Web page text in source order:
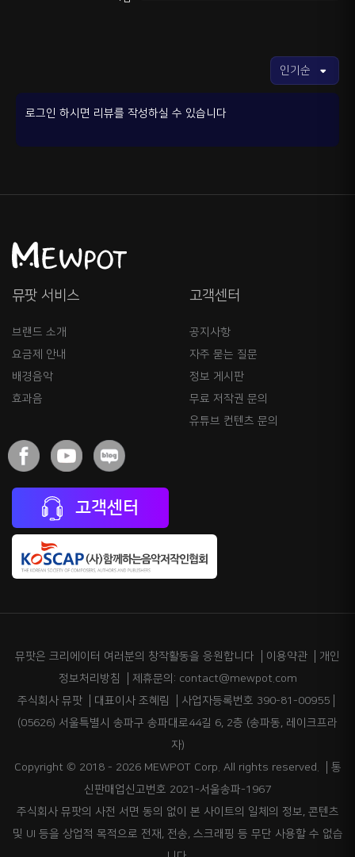
로그인 하시면 리뷰를 작성하실 수 있습니다
뮤팟 서비스
브랜드 소개
요금제 안내
배경음악
효과음
고객센터
공지사항
자주 묻는 질문
정보 게시판
무료 저작권 문의
유튜브 컨텐츠 문의
고객센터
뮤팟은 크리에이터 여러분의 창작활동을 응원합니다 이용약관
개인
정보처리방침
제휴문의: contact@mewpot.com
주식회사 뮤팟
대표이사 조혜림
사업자등록번호 390-81-00955
(05626) 서울특별시 송파구 송파대로44길 6, 2층 (송파동, 레이크프라
자)
Copyright © 2018 - 2026 MEWPOT Corp. All rights reserved.
통
신판매업신고번호 2021-서울송파-1967
주식회사 뮤팟의 사전 서면 동의 없이 본 사이트의 일체의 정보, 콘텐츠
및 UI 등을 상업적 목적으로 전재, 전송, 스크래핑 등 무단 사용할 수 없습